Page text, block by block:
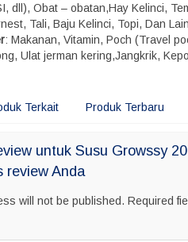
dll), Obat – obatan,Hay Kelinci,
Tali, Baju Kelinci, Topi, Dan
: Makanan, Vitamin, Poch (Travel
Ulat jerman kering,Jangkrik,
Terkait Produk Terbaru
untuk Susu Growssy
review Anda
will not be published. Required